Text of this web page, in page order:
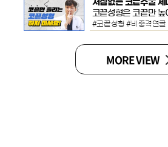
처짐없는 코끝수술 제
코끝성형은 코끝만
#코끝성형 #비중격연골
MORE VIEW